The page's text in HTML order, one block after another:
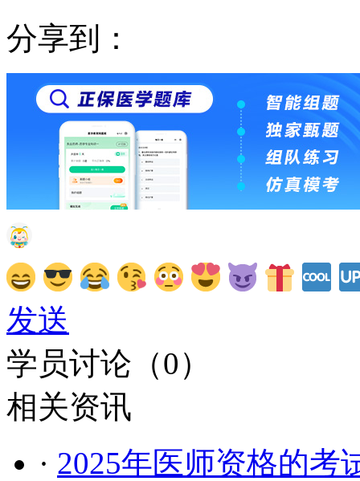
分享到：
发送
学员讨论（0）
相关资讯
· 2025年医师资格的考